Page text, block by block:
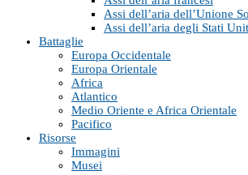
Assi dell’aria dell’Unione
Assi dell’aria degli Stati
Battaglie
Europa Occidentale
Europa Orientale
Africa
Atlantico
Medio Oriente e Africa Orientale
Pacifico
Risorse
Immagini
Musei